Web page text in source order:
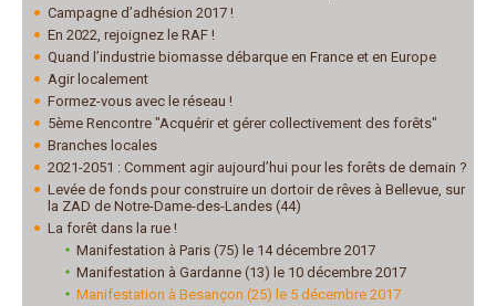
Campagne d’adhésion 2017 !
En 2022, rejoignez le RAF !
Quand l’industrie biomasse débarque en France et en Europe
Agir localement
Formez-vous avec le réseau !
5ème Rencontre "Acquérir et gérer collectivement des forêts"
Branches locales
2021-2051 : Comment agir aujourd’hui pour les forêts de demain ?
Levée de fonds pour construire un dortoir de rêves à Bellevue, sur
la ZAD de Notre-Dame-des-Landes (44)
La forêt dans la rue !
Manifestation à Paris (75) le 14 décembre 2017
Manifestation à Gardanne (13) le 10 décembre 2017
Manifestation à Besançon (25) le 5 décembre 2017